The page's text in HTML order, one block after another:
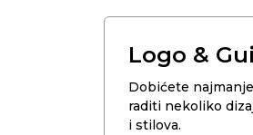
Logo &
Dobićete
raditi nekoliko
i stilova.